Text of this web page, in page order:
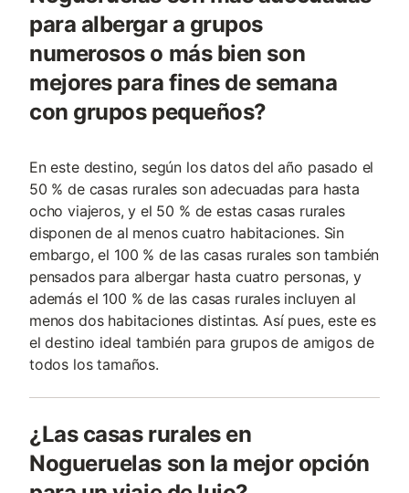
para albergar a grupos
numerosos o más bien son
mejores para fines de semana
con grupos pequeños?
En este destino, según los datos del año pasado el
50 % de casas rurales son adecuadas para hasta
ocho viajeros, y el 50 % de estas casas rurales
disponen de al menos cuatro habitaciones. Sin
embargo, el 100 % de las casas rurales son también
pensados para albergar hasta cuatro personas, y
además el 100 % de las casas rurales incluyen al
menos dos habitaciones distintas. Así pues, este es
el destino ideal también para grupos de amigos de
todos los tamaños.
¿Las casas rurales en
Nogueruelas son la mejor opción